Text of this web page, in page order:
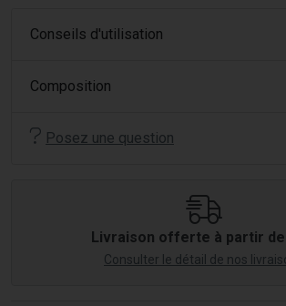
Conseils d'utilisation
Composition
Posez une question
Livraison offerte à partir de
Consulter le détail de nos